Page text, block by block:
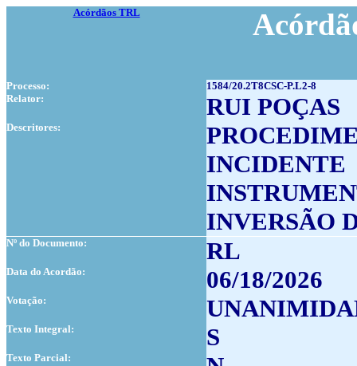
Acórdãos TRL
Processo:
1584/20.2T8CSC-P.L2-8
Relator:
RUI POÇAS
Descritores:
INCIDENTE
INVERSÃO
Nº do Documento: RL
Data do Acordão: 06/18/2026
Votação:
Texto Integral: S
Texto Parcial: